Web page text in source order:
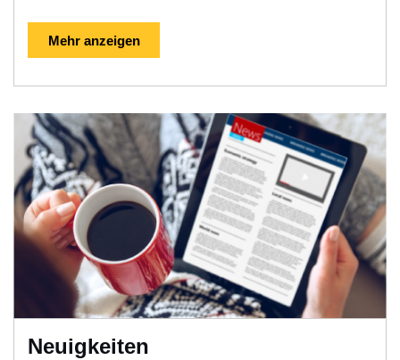
Mehr anzeigen
Neuigkeiten